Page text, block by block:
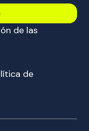
de las
de